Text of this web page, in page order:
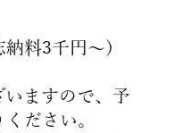
料3千円～）
ますので、予
ださい。